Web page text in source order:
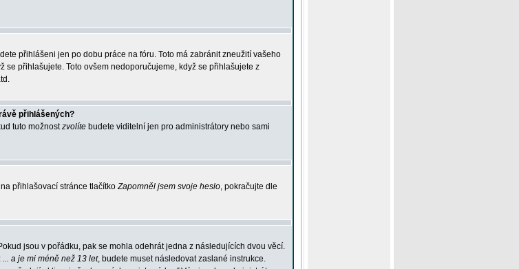
přihlášeni jen po dobu práce na fóru. Toto má zabránit zneužití vašeho
se přihlašujete. Toto ovšem nedoporučujeme, když se přihlašujete z
přihlášených?
tuto možnostzvolíte budete viditelní jen pro administrátory nebo sami
přihlašovací stránce tlačítkoZapomněl jsem svoje heslo, pokračujte dle
jsou v pořádku, pak se mohla odehrát jedna z následujících dvou věcí.
... a je mi méně než 13 let, budete muset následovat zaslané instrukce.